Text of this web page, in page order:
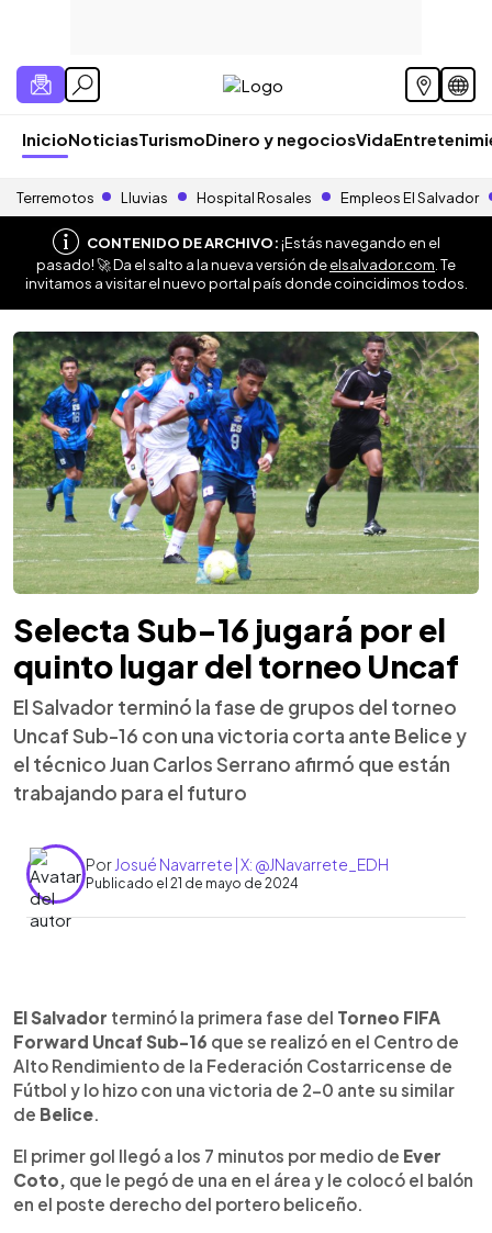
InicioNoticiasTurismoDinero y negociosVida
Terremotos Lluvias Hospital Rosales Empleos El Salvador
CONTENIDO DE ARCHIVO:¡Estás navegando en el
pasado! 🚀 Da el salto a la nueva versión deelsalvador.com . Te
invitamos a visitar el nuevo portal país donde coincidimos todos.
Selecta Sub-16 jugará por el
quinto lugar del torneo Uncaf
El Salvador terminó la fase de grupos del torneo
Uncaf Sub-16 con una victoria corta ante Belice y
el técnico Juan Carlos Serrano afirmó que están
trabajando para el futuro
Por Josué Navarrete | X: @JNavarrete_EDH
Publicado el 21 de mayo de 2024
Escuchar artículo
El Salvador terminó la primera fase del Torneo FIFA
Forward Uncaf Sub-16 que se realizó en el Centro de
Alto Rendimiento de la Federación Costarricense de
Fútbol y lo hizo con una victoria de 2-0 ante su similar
de Belice
El primer gol llegó a los 7 minutos por medio de Ever
Coto, que le pegó de una en el área y le colocó el balón
en el poste derecho del portero beliceño.